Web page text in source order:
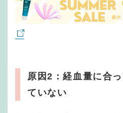
原因2：経血量に合
ていない